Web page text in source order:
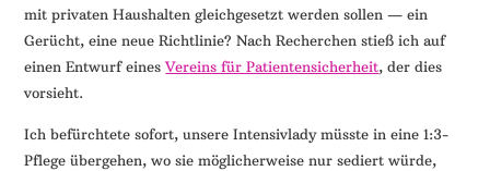
mit privaten Haushalten gleichgesetzt werden sollen — ein
Gerücht, eine neue Richtlinie? Nach Recherchen stieß ich auf
einen Entwurf einesVereins für Patientensicherheit, der dies
vorsieht.
Ich befürchtete sofort, unsere Intensivlady müsste in eine 1:3-
Pflege übergehen, wo sie möglicherweise nur sediert würde,